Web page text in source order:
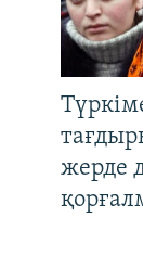
жерде